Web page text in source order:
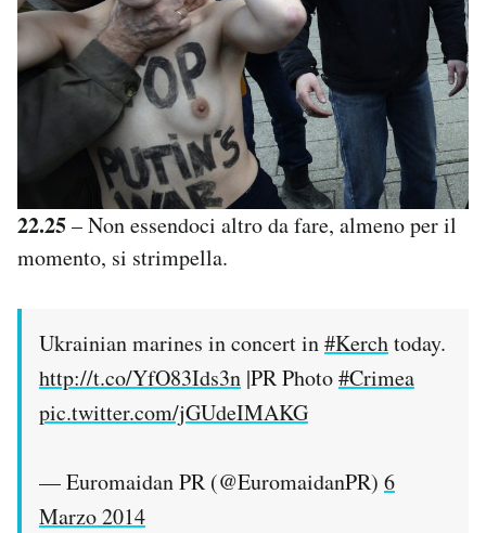
22.25– Non essendoci altro da fare, almeno per il
momento, si strimpella.
Ukrainian marines in concert in#Kerchtoday.
http://t.co/YfO83Ids3n |PR Photo#Crimea
pic.twitter.com/jGUdeIMAKG
— Euromaidan PR (@EuromaidanPR) 6
Marzo 2014